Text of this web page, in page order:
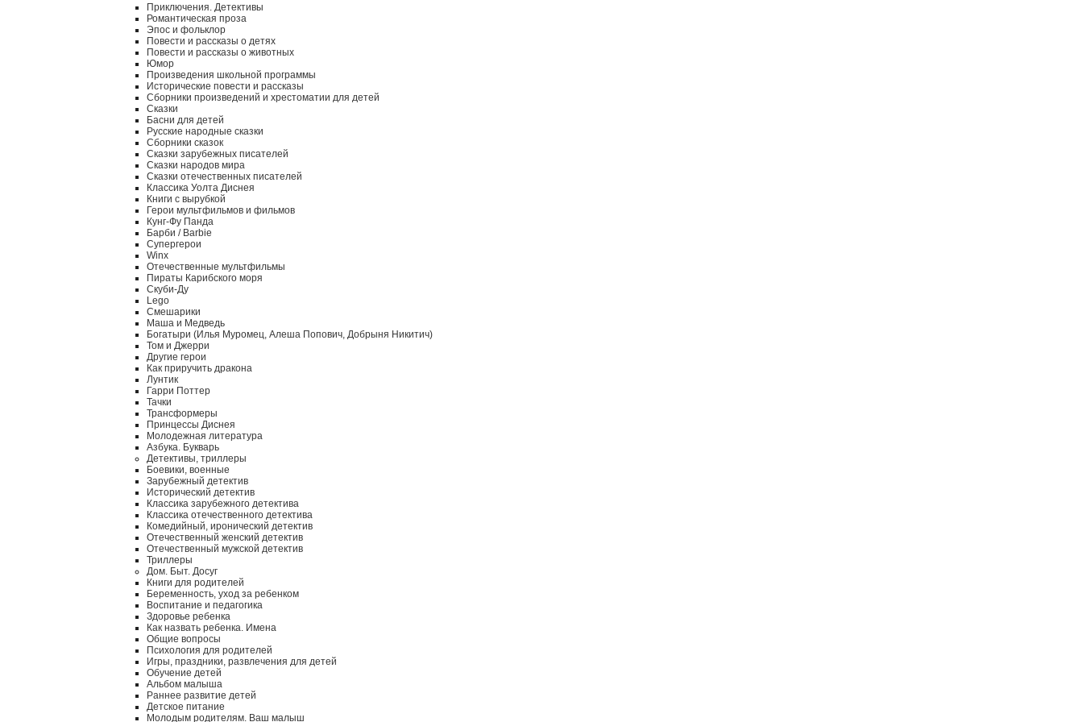
Приключения. Детективы
Романтическая проза
Эпос и фольклор
Повести и рассказы о детях
Повести и рассказы о животных
Юмор
Произведения школьной программы
Исторические повести и рассказы
Сборники произведений и хрестоматии для детей
Сказки
Басни для детей
Русские народные сказки
Сборники сказок
Сказки зарубежных писателей
Сказки народов мира
Сказки отечественных писателей
Классика Уолта Диснея
Книги с вырубкой
Герои мультфильмов и фильмов
Кунг-Фу Панда
Барби / Barbie
Супергерои
Winx
Отечественные мультфильмы
Пираты Карибского моря
Скуби-Ду
Lego
Смешарики
Маша и Медведь
Богатыри (Илья Муромец, Алеша Попович, Добрыня Никитич)
Том и Джерри
Другие герои
Как приручить дракона
Лунтик
Гарри Поттер
Тачки
Трансформеры
Принцессы Диснея
Молодежная литература
Азбука. Букварь
Детективы, триллеры
Боевики, военные
Зарубежный детектив
Исторический детектив
Классика зарубежного детектива
Классика отечественного детектива
Комедийный, иронический детектив
Отечественный женский детектив
Отечественный мужской детектив
Триллеры
Дом. Быт. Досуг
Книги для родителей
Беременность, уход за ребенком
Воспитание и педагогика
Здоровье ребенка
Как назвать ребенка. Имена
Общие вопросы
Психология для родителей
Игры, праздники, развлечения для детей
Обучение детей
Альбом малыша
Раннее развитие детей
Детское питание
Молодым родителям. Ваш малыш